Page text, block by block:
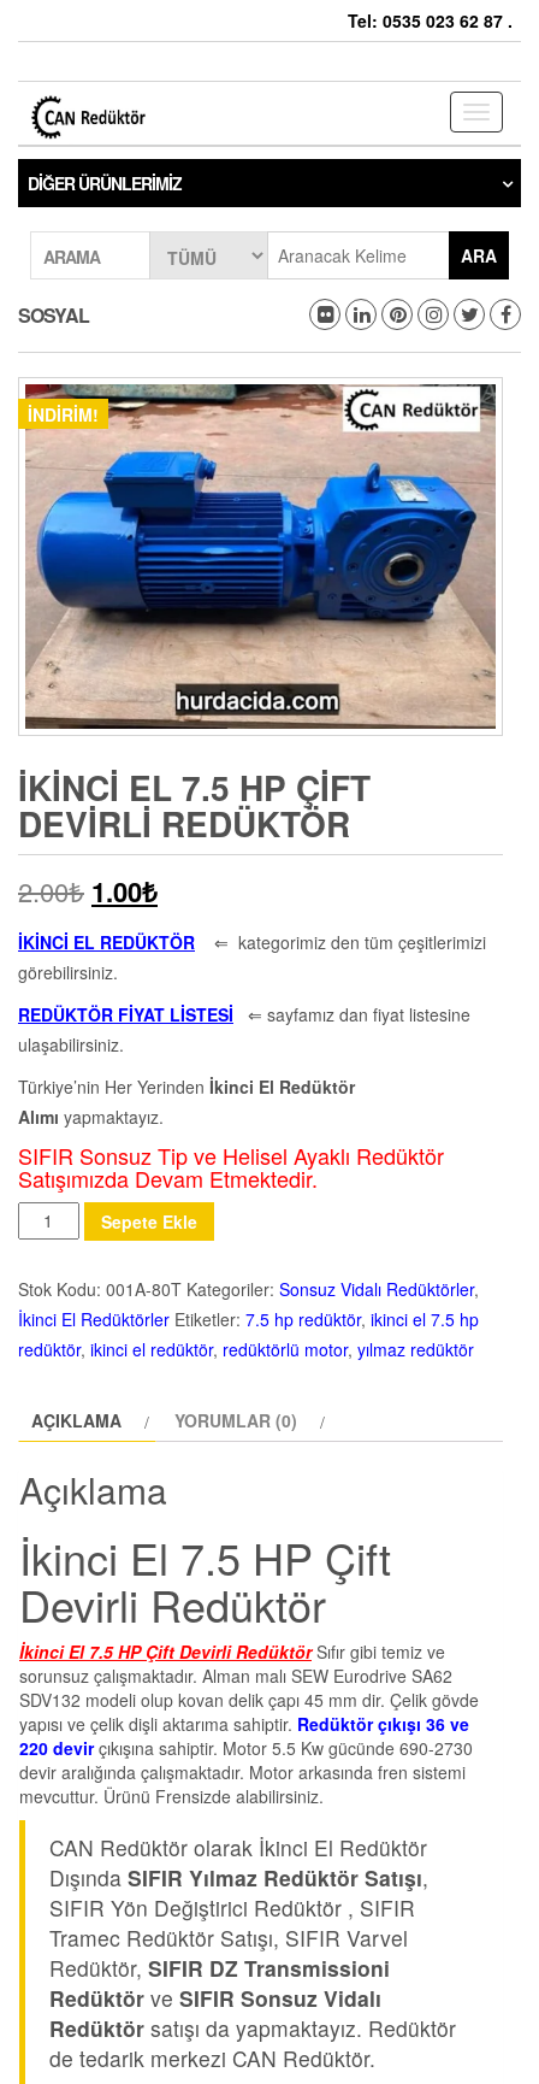
Tel: 0535 023 62 87 .
Toggle
DIĞER ÜRÜNLERIMIZ
ARAMA ARA
SOSYAL
İNDIRIM!
İKINCI EL 7.5 HP ÇIFT
DEVIRLI REDÜKTÖR
2.00₺ 1.00₺
İKİNCİ EL REDÜKTÖR ⇐ kategorimiz den tüm çeşitlerimizi
görebilirsiniz.
REDÜKTÖR FİYAT LİSTESİ ⇐ sayfamız dan fiyat listesine
ulaşabilirsiniz.
Türkiye’nin Her Yerinden İkinci El Redüktör
Alımı yapmaktayız.
SIFIR Sonsuz Tip ve Helisel Ayaklı Redüktör
Satışımızda Devam Etmektedir.
Miktar Sepete Ekle
Stok Kodu: 001A-80T Kategoriler: Sonsuz Vidalı Redüktörler,
İkinci El Redüktörler Etiketler: 7.5 hp redüktör, ikinci el 7.5 hp
redüktör, ikinci el redüktör, redüktörlü motor, yılmaz redüktör
AÇIKLAMA YORUMLAR (0)
Açıklama
İkinci El 7.5 HP Çift
Devirli Redüktör
İkinci El 7.5 HP Çift Devirli RedüktörSıfır gibi temiz ve
sorunsuz çalışmaktadır. Alman malı SEW Eurodrive SA62
SDV132 modeli olup kovan delik çapı 45 mm dir. Çelik gövde
yapısı ve çelik dişli aktarıma sahiptir. Redüktör çıkışı 36 ve
220 devirçıkışına sahiptir. Motor 5.5 Kw gücünde 690-2730
devir aralığında çalışmaktadır. Motor arkasında fren sistemi
mevcuttur. Ürünü Frensizde alabilirsiniz.
CAN Redüktör olarak İkinci El Redüktör
Dışında SIFIR Yılmaz Redüktör Satışı,
SIFIR Yön Değiştirici Redüktör , SIFIR
Tramec Redüktör Satışı, SIFIR Varvel
Redüktör, SIFIR DZ Transmissioni
Redüktör ve SIFIR Sonsuz Vidalı
Redüktör satışı da yapmaktayız. Redüktör
de tedarik merkezi CAN Redüktör.